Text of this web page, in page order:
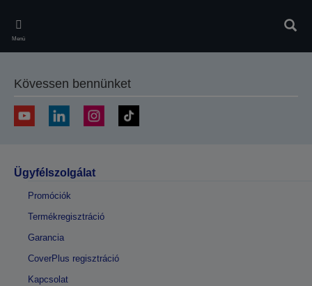
main
content
Menü
Kövessen bennünket
Ügyfélszolgálat
Promóciók
Termékregisztráció
Garancia
CoverPlus regisztráció
Kapcsolat